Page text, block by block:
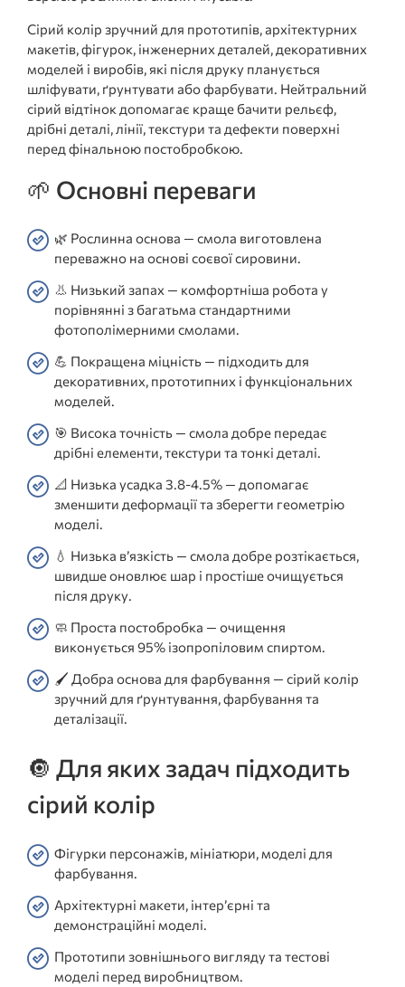
Сірий колір зручний для прототипів, архітектурних
макетів, фігурок, інженерних деталей, декоративних
моделей і виробів, які після друку планується
шліфувати, ґрунтувати або фарбувати. Нейтральний
сірий відтінок допомагає краще бачити рельєф,
дрібні деталі, лінії, текстури та дефекти поверхні
перед фінальною постобробкою.
🌱 Основні переваги
🌿 Рослинна основа — смола виготовлена
переважно на основі соєвої сировини.
👃 Низький запах — комфортніша робота у
порівнянні з багатьма стандартними
фотополімерними смолами.
💪 Покращена міцність — підходить для
декоративних, прототипних і функціональних
моделей.
🎯 Висока точність — смола добре передає
дрібні елементи, текстури та тонкі деталі.
📐 Низька усадка 3.8-4.5% — допомагає
зменшити деформації та зберегти геометрію
моделі.
💧 Низька в’язкість — смола добре розтікається,
швидше оновлює шар і простіше очищується
після друку.
🧼 Проста постобробка — очищення
виконується 95% ізопропіловим спиртом.
🖌️ Добра основа для фарбування — сірий колір
зручний для ґрунтування, фарбування та
деталізації.
🔘 Для яких задач підходить
сірий колір
Фігурки персонажів, мініатюри, моделі для
фарбування.
Архітектурні макети, інтер’єрні та
демонстраційні моделі.
Прототипи зовнішнього вигляду та тестові
моделі перед виробництвом.